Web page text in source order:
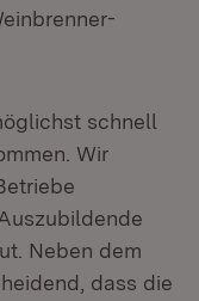
schnell
Wir
Neben dem
dass die